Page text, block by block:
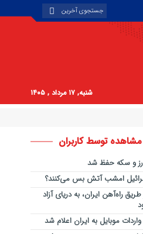
شنبه, ۱۷ مرداد , ۱۴۰۵
مشاهده توسط کاربران
ارز و سکه حفظ شد
امشب آتش بس می‌کنند؟
راه‌آهن ایران، به دریای آزاد
موبایل به ایران اعلام شد